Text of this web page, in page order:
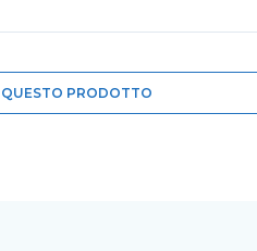
PRODOTTO